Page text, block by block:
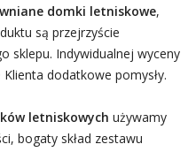
domki letniskowe,
są przejrzyście
sklepu. Indywidualnej wyceny
dodatkowe pomysły.
letniskowych używamy
bogaty skład zestawu